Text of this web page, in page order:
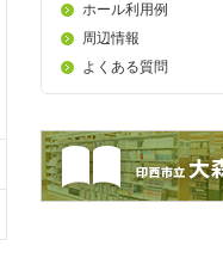
ホール利用例
周辺情報
よくある質問